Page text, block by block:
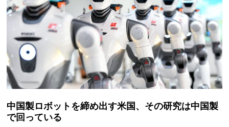
中国製ロボットを締め出す米国、その研究は中国製
で回っている